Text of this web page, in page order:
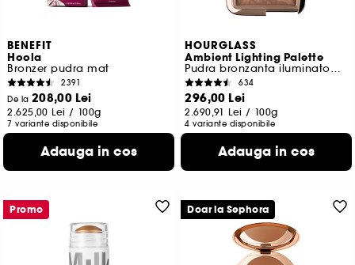
BENEFIT
Hoola
Bronzer pudra mat
2391
De la 208,00 Lei
2.625,00 Lei / 100g
7 variante disponibile
Adauga in cos
HOURGLASS
Ambient Lighting Palette
Pudra bronzanta iluminatoare
634
296,00 Lei
2.690,91 Lei / 100g
4 variante disponibile
Adauga in cos
Promo Doar la Sephora